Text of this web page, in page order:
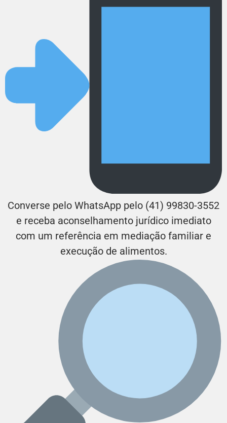
Converse pelo WhatsApp pelo (41) 99830-3552
e receba aconselhamento jurídico imediato
com um referência em mediação familiar e
execução de alimentos.